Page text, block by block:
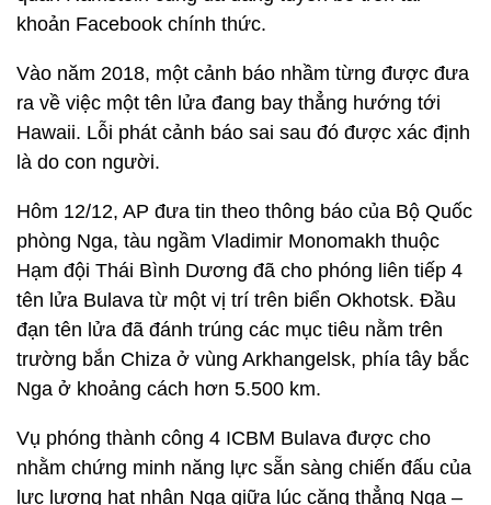
khoản Facebook chính thức.
Vào năm 2018, một cảnh báo nhầm từng được đưa
ra về việc một tên lửa đang bay thẳng hướng tới
Hawaii. Lỗi phát cảnh báo sai sau đó được xác định
là do con người.
Hôm 12/12, AP đưa tin theo thông báo của Bộ Quốc
phòng Nga, tàu ngầm Vladimir Monomakh thuộc
Hạm đội Thái Bình Dương đã cho phóng liên tiếp 4
tên lửa Bulava từ một vị trí trên biển Okhotsk. Đầu
đạn tên lửa đã đánh trúng các mục tiêu nằm trên
trường bắn Chiza ở vùng Arkhangelsk, phía tây bắc
Nga ở khoảng cách hơn 5.500 km.
Vụ phóng thành công 4 ICBM Bulava được cho
nhằm chứng minh năng lực sẵn sàng chiến đấu của
lực lượng hạt nhân Nga giữa lúc căng thẳng Nga –